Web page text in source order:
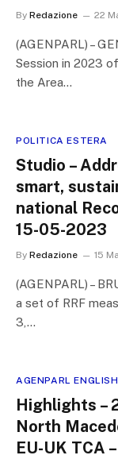
By Redazione 22
(AGENPARL) –
Session in 2023
the Area…
POLITICA ESTERA
Studio –
smart,
national
15-05-2023
By Redazione 15
(AGENPARL) –
a set of RRF
3,…
AGENPARL ENGLISH
Highlights –
North
EU-UK TCA